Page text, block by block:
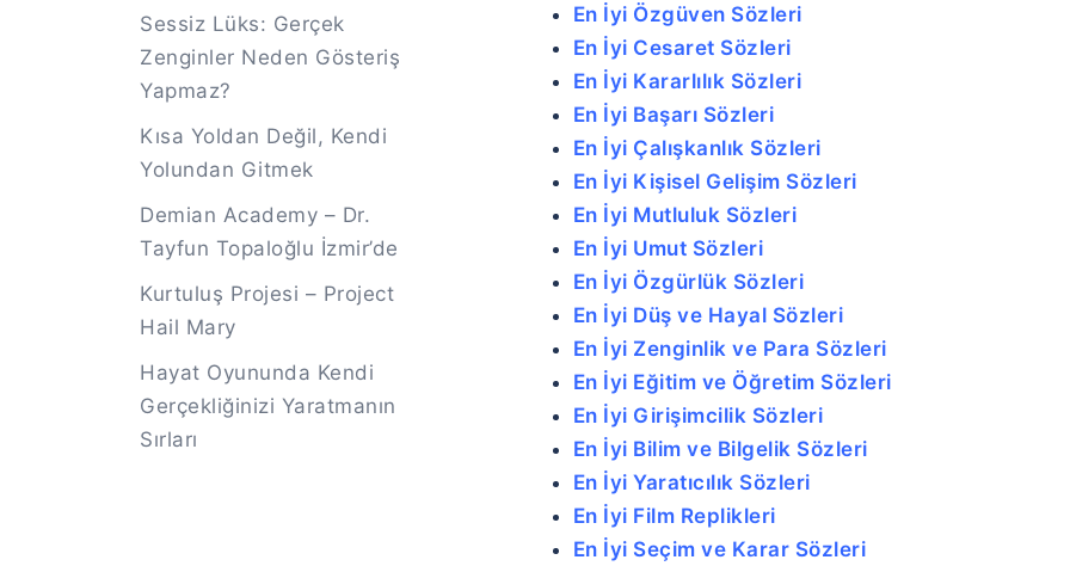
En İyi Özgüven Sözleri
En İyi Cesaret Sözleri
En İyi Kararlılık Sözleri
En İyi Başarı Sözleri
En İyi Çalışkanlık Sözleri
En İyi Kişisel Gelişim Sözleri
En İyi Mutluluk Sözleri
En İyi Umut Sözleri
En İyi Özgürlük Sözleri
En İyi Düş ve Hayal Sözleri
En İyi Zenginlik ve Para Sözleri
En İyi Eğitim ve Öğretim Sözleri
En İyi Girişimcilik Sözleri
En İyi Bilim ve Bilgelik Sözleri
En İyi Yaratıcılık Sözleri
En İyi Film Replikleri
En İyi Seçim ve Karar Sözleri
Sessiz Lüks: Gerçek
Zenginler Neden Gösteriş
Yapmaz?
Kısa Yoldan Değil, Kendi
Yolundan Gitmek
Demian Academy – Dr.
Tayfun Topaloğlu İzmir’de
Kurtuluş Projesi – Project
Hail Mary
Hayat Oyununda Kendi
Gerçekliğinizi Yaratmanın
Sırları